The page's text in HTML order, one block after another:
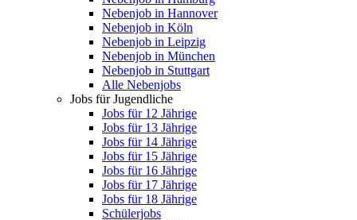
Nebenjob in Hannover
Nebenjob in Köln
Nebenjob in Leipzig
Nebenjob in München
Nebenjob in Stuttgart
Alle Nebenjobs
Jobs für Jugendliche
Jobs für 12 Jährige
Jobs für 13 Jährige
Jobs für 14 Jährige
Jobs für 15 Jährige
Jobs für 16 Jährige
Jobs für 17 Jährige
Jobs für 18 Jährige
Schülerjobs